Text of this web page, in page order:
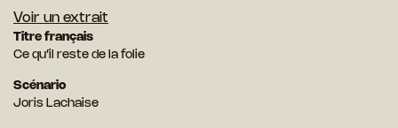
Voir un extrait
Titre français
Ce qu’il reste de la folie
Scénario
Joris Lachaise